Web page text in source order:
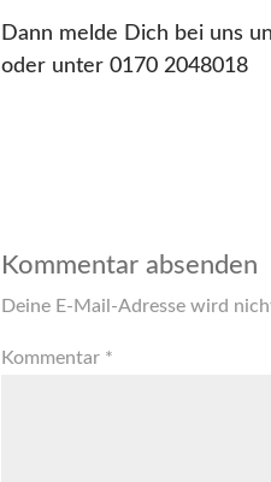
Dann melde Dich bei uns
oder unter 0170 2048018
Kommentar absenden
Deine E-Mail-Adresse wird
Kommentar *